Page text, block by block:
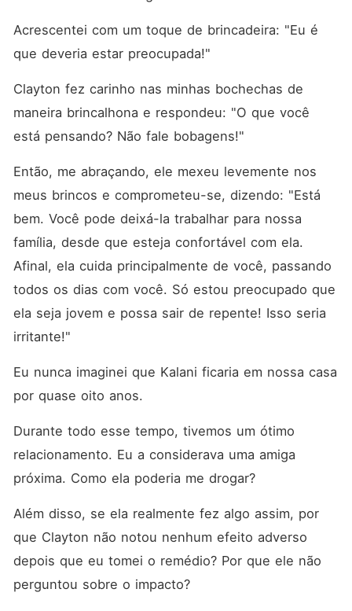
Acrescentei com um toque de brincadeira: "Eu é
que deveria estar preocupada!"
Clayton fez carinho nas minhas bochechas de
maneira brincalhona e respondeu: "O que você
está pensando? Não fale bobagens!"
Então, me abraçando, ele mexeu levemente nos
meus brincos e comprometeu-se, dizendo: "Está
bem. Você pode deixá-la trabalhar para nossa
família, desde que esteja confortável com ela.
Afinal, ela cuida principalmente de você, passando
todos os dias com você. Só estou preocupado que
ela seja jovem e possa sair de repente! Isso seria
irritante!"
Eu nunca imaginei que Kalani ficaria em nossa casa
por quase oito anos.
Durante todo esse tempo, tivemos um ótimo
relacionamento. Eu a considerava uma amiga
próxima. Como ela poderia me drogar?
Além disso, se ela realmente fez algo assim, por
que Clayton não notou nenhum efeito adverso
depois que eu tomei o remédio? Por que ele não
perguntou sobre o impacto?